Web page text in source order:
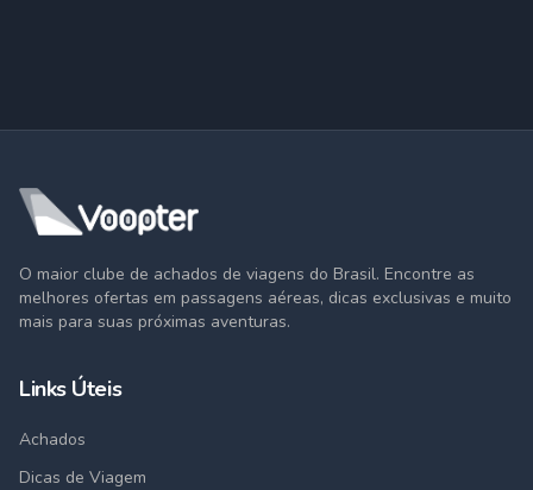
O maior clube de achados de viagens do Brasil. Encontre as
melhores ofertas em passagens aéreas, dicas exclusivas e muito
mais para suas próximas aventuras.
Links Úteis
Achados
Dicas de Viagem